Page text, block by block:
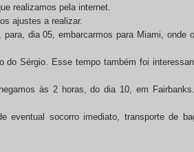
realizamos pela internet.
ajustes a realizar.
dia 05, embarcarmos para Miami, onde
do Sérgio. Esse tempo também foi
às 2 horas, do dia 10, em
eventual socorro imediato, transporte de